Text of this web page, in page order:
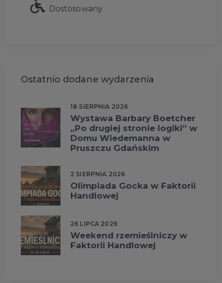
Dostosowany
Ostatnio dodane wydarzenia
18 SIERPNIA 2026
Wystawa Barbary Boetcher
„Po drugiej stronie logiki” w
Domu Wiedemanna w
Pruszczu Gdańskim
2 SIERPNIA 2026
Olimpiada Gocka w Faktorii
Handlowej
26 LIPCA 2026
Weekend rzemieślniczy w
Faktorii Handlowej